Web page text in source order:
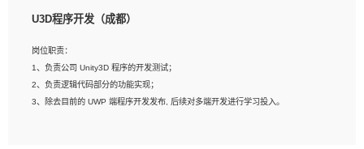
U3D程序开发（成都）
岗位职责：
1、负责公司 Unity3D 程序的开发测试；
2、负责逻辑代码部分的功能实现；
3、除去目前的 UWP 端程序开发发布, 后续对多端开发进行学习投入。